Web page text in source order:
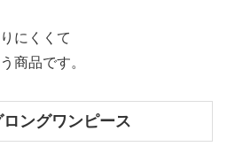
にくくて
商品です。
ングワンピース